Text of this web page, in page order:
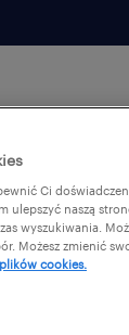
Dla
rozwiązań
Ci
ulepszyć naszą
wyszukiwania.
Możesz zmienić
plików cookies.